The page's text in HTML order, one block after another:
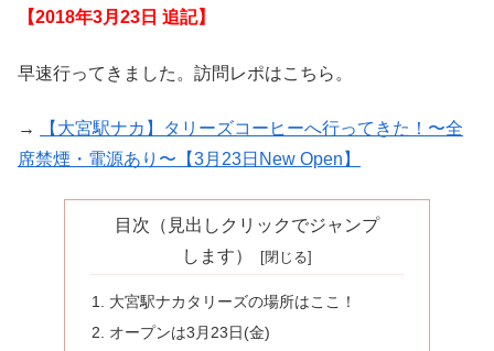
【2018年3月23日 追記】
早速行ってきました。訪問レポはこちら。
→
【大宮駅ナカ】タリーズコーヒーへ行ってきた！〜全
席禁煙・電源あり〜【3月23日New Open】
目次（見出しクリックでジャンプ
します）
大宮駅ナカタリーズの場所はここ！
オープンは3月23日(金)